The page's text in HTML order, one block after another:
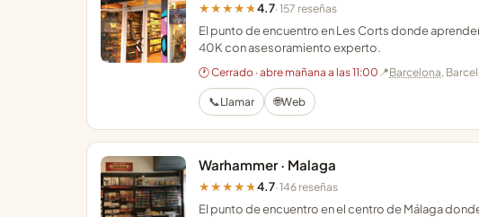
★★★★★ 4.7· 157 reseñas
El punto de encuentro en Les Corts donde
40K con asesoramiento experto.
🕐 Cerrado · abre mañana a las 11:00 📍Barcelona,
📞Llamar 🌐Web
Warhammer · Malaga
★★★★★ 4.7· 146 reseñas
El punto de encuentro en el centro de Málaga